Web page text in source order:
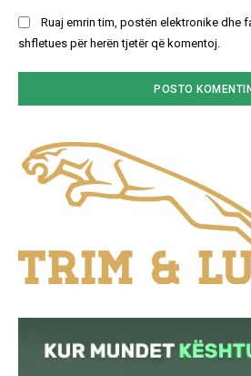
Ruaj emrin tim, postën elektronike dhe
shfletues për herën tjetër që komentoj.